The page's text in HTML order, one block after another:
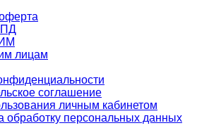
лицам
соглашение
личным кабинетом
обработку персональных данных